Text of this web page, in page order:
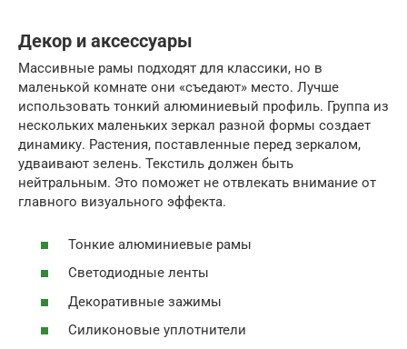
Декор и аксессуары
Массивные рамы подходят для классики, но в
маленькой комнате они «съедают» место. Лучше
использовать тонкий алюминиевый профиль. Группа из
нескольких маленьких зеркал разной формы создает
динамику. Растения, поставленные перед зеркалом,
удваивают зелень. Текстиль должен быть
нейтральным. Это поможет не отвлекать внимание от
главного визуального эффекта.
Тонкие алюминиевые рамы
Светодиодные ленты
Декоративные зажимы
Силиконовые уплотнители